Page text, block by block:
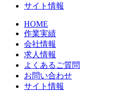
サイト情報
HOME
作業実績
会社情報
求人情報
よくあるご質問
お問い合わせ
サイト情報